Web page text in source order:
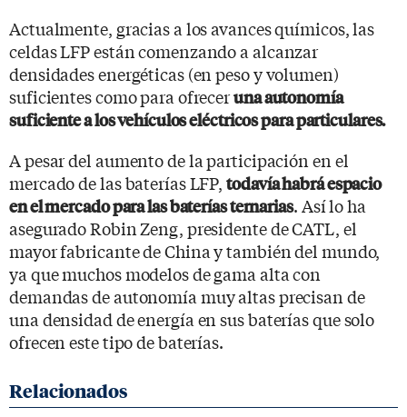
Actualmente, gracias a los avances químicos, las
celdas LFP están comenzando a alcanzar
densidades energéticas (en peso y volumen)
suficientes como para ofreceruna autonomía
suficiente a los vehículos eléctricos para particulares.
A pesar del aumento de la participación en el
mercado de las baterías LFP,todavía habrá espacio
en el mercado para las baterías ternarias. Así lo ha
asegurado Robin Zeng, presidente de CATL, el
mayor fabricante de China y también del mundo,
ya que muchos modelos de gama alta con
demandas de autonomía muy altas precisan de
una densidad de energía en sus baterías que solo
ofrecen este tipo de baterías.